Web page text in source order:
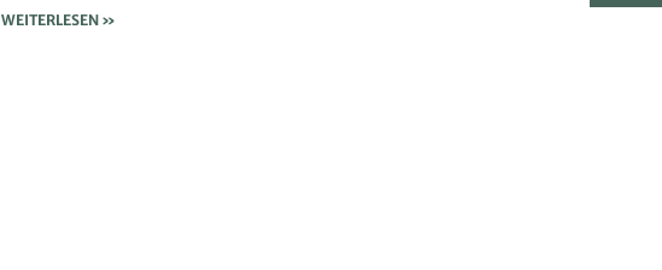
WEITERLESEN »